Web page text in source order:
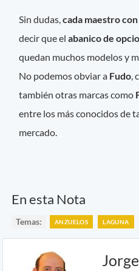
Sin dudas, cada maestro
decir que elabanico de
quedan muchos modelos y
No podemos obviar a Fudo ,
también otras marcas como
entre los más conocidos de
mercado.
En esta Nota
Temas: ANZUELOS LAGUNA